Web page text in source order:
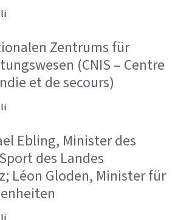
Zentrums für
(CNIS – Centre
et de secours)
Ebling, Minister des
des Landes
Léon Gloden, Minister für